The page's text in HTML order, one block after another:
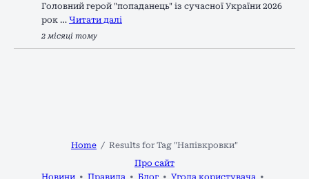
Головний герой "попаданець" із сучасної України 2026
рок … Читати далі
2 місяці тому
Home
Results for Tag "Напівкровки"
Про сайт
Новини
Правила Блог Угода користувача